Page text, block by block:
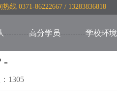
线 0371-86222667 / 13283836818
高分学员 学校环境
-
1305